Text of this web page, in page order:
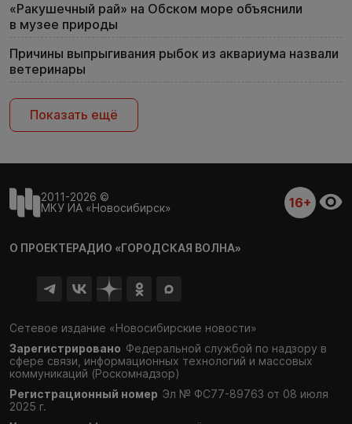
«Ракушечный рай» на Обском море объяснили
в музее природы
Причины выпрыгивания рыбок из аквариума назвали
ветеринары
Показать ещё
2011-2026 ©
МКУ ИА «Новосибирск»
16+
О ПРОЕКТЕРАДИО «ГОРОДСКАЯ ВОЛНА»
Сетевое издание «Новосибирские новости»
Зарегистрировано Федеральной службой по надзору в
сфере связи, информационных технологий и массовых
коммуникаций (Роскомнадзор)
Регистрационный номер Эл № ФС77-89763 от 08 июля
2025 г.